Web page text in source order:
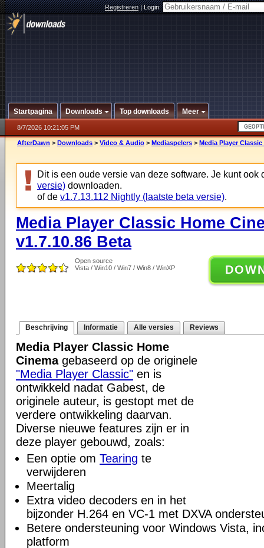
Registreren|Login:
Startpagina Downloads Top downloads Meer
8/7/2026 10:21:05 PM
AfterDawn > Downloads > Video & Audio > Mediaspelers > Media Player
Dit is een oude versie van deze software. Je kunt ook
versie) downloaden.
of de v1.7.13.112 Nightly (laatste beta versie).
Media Player Classic Home
v1.7.10.86 Beta
Open source
Vista / Win10 / Win7 / Win8 / WinXP
Beschrijving Informatie Alle versies Reviews
Media Player Classic Home
Cinemagebaseerd op de originele
"Media Player Classic" en is
ontwikkeld nadat Gabest, de
originele auteur, is gestopt met de
verdere ontwikkeling daarvan.
Diverse nieuwe features zijn er in
deze player gebouwd, zoals:
Een optie om Tearing te
verwijderen
Meertalig
Extra video decoders en in het
bijzonder H.264 en VC-1 met DXVA
Betere ondersteuning voor Windows Vista,
platform